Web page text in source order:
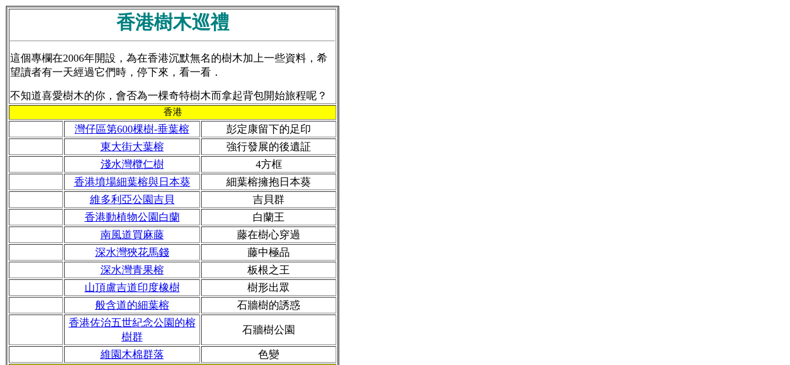
香港樹木巡禮
這個專欄在2006年開設，為在香港沉默無名的樹木加上一些資料，希
望讀者有一天經過它們時，停下來，看一看．
不知道喜愛樹木的你，會否為一棵奇特樹木而拿起背包開始旅程呢？
香港
灣仔區第600棵樹-垂葉榕
彭定康留下的足印
東大街大葉榕
強行發展的後遺証
淺水灣欖仁樹
4方框
香港墳場細葉榕與日本葵
細葉榕擁抱日本葵
維多利亞公園吉貝
吉貝群
香港動植物公園白蘭
白蘭王
南風道買麻藤
藤在樹心穿過
深水灣狹花馬錢
藤中極品
深水灣青果榕
板根之王
山頂盧吉道印度橡樹
樹形出眾
般含道的細葉榕
石牆樹的誘惑
香港佐治五世紀念公園的榕
樹群
石牆樹公園
維園木棉群落 色變